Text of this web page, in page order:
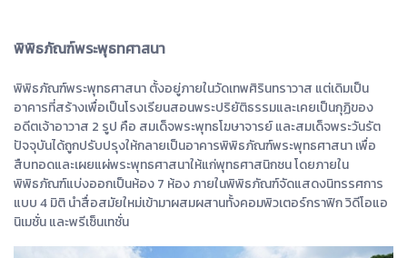
พิพิธภัณฑ์พระพุธทศาสนา
พิพิธภัณฑ์พระพุทธศาสนา ตั้งอยู่ภายในวัดเทพศิรินทราวาส แต่เดิมเป็น
อาคารที่สร้างเพื่อเป็นโรงเรียนสอนพระปริยัติธรรมและเคยเป็นกุฏิของ
อดีตเจ้าอาวาส 2 รูป คือ สมเด็จพระพุทธโฆษาจารย์ และสมเด็จพระวันรัต
ปัจจุบันได้ถูกปรับปรุงให้กลายเป็นอาคารพิพิธภัณฑ์พระพุทธศาสนา เพื่อ
สืบทอดและเผยแผ่พระพุทธศาสนาให้แก่พุทธศาสนิกชน โดยภายใน
พิพิธภัณฑ์แบ่งออกเป็นห้อง 7 ห้อง ภายในพิพิธภัณฑ์จัดแสดงนิทรรศการ
แบบ 4 มิติ นำสื่อสมัยใหม่เข้ามาผสมผสานทั้งคอมพิวเตอร์กราฟิก วิดีโอแอ
นิเมชั่น และพรีเซ็นเทชั่น